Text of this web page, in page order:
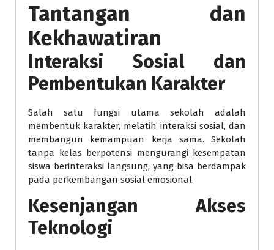
Tantangan dan
Kekhawatiran
Interaksi Sosial dan
Pembentukan Karakter
Salah satu fungsi utama sekolah adalah
membentuk karakter, melatih interaksi sosial, dan
membangun kemampuan kerja sama. Sekolah
tanpa kelas berpotensi mengurangi kesempatan
siswa berinteraksi langsung, yang bisa berdampak
pada perkembangan sosial emosional.
Kesenjangan Akses
Teknologi